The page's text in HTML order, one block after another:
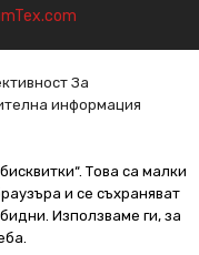
За
информация
Това са малки
и се съхраняват
Използваме ги, за